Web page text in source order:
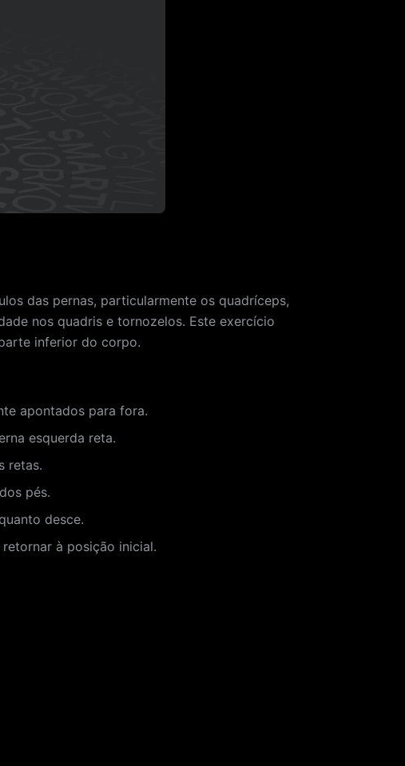
das pernas, particularmente os quadríceps,
nos quadris e tornozelos. Este exercício
inferior do corpo.
apontados para fora.
esquerda reta.
retas.
pés.
desce.
à posição inicial.